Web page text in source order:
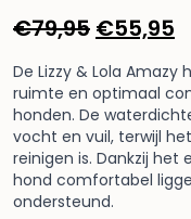
€79,95
prijs
was:
€79,95.
€55,95
De Lizzy & Lola
ruimte en optimaal
honden. De
vocht en vuil, terwijl
reinigen is. Dankzij het
hond comfortabel
ondersteund.